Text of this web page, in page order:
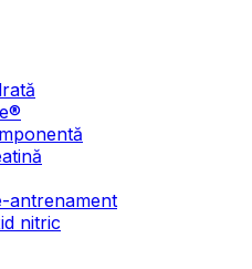
antrenament
nitric